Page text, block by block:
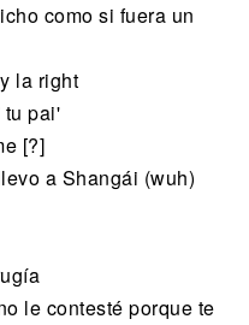
como si fuera un
la right
tu pai'
[?]
a Shangái (wuh)
le contesté porque te